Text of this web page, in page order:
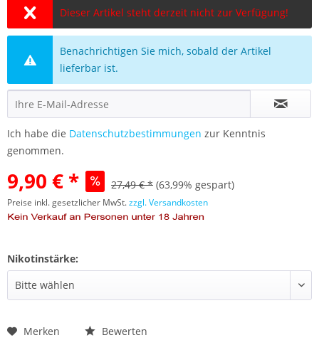
Dieser Artikel steht derzeit nicht zur Verfügung!
Benachrichtigen Sie mich, sobald der Artikel
lieferbar ist.
Ich habe die Datenschutzbestimmungen zur Kenntnis
genommen.
9,90 € * 27,49 € * (63,99% gespart)
Preise inkl. gesetzlicher MwSt.zzgl. Versandkosten
Nikotinstärke:
Merken Bewerten